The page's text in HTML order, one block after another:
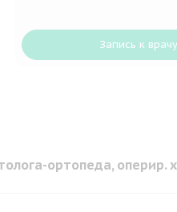
Запись к врачу
ортопеда, оперир.